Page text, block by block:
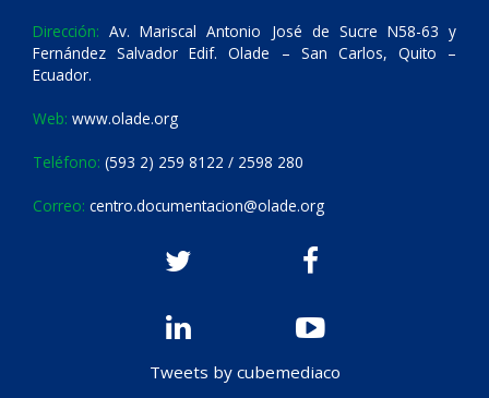
Dirección: Av. Mariscal Antonio José de Sucre N58-63 y
Fernández Salvador Edif. Olade – San Carlos, Quito –
Ecuador.
Web: www.olade.org
Teléfono: (593 2) 259 8122 / 2598 280
Correo: centro.documentacion@olade.org
Tweets by cubemediaco